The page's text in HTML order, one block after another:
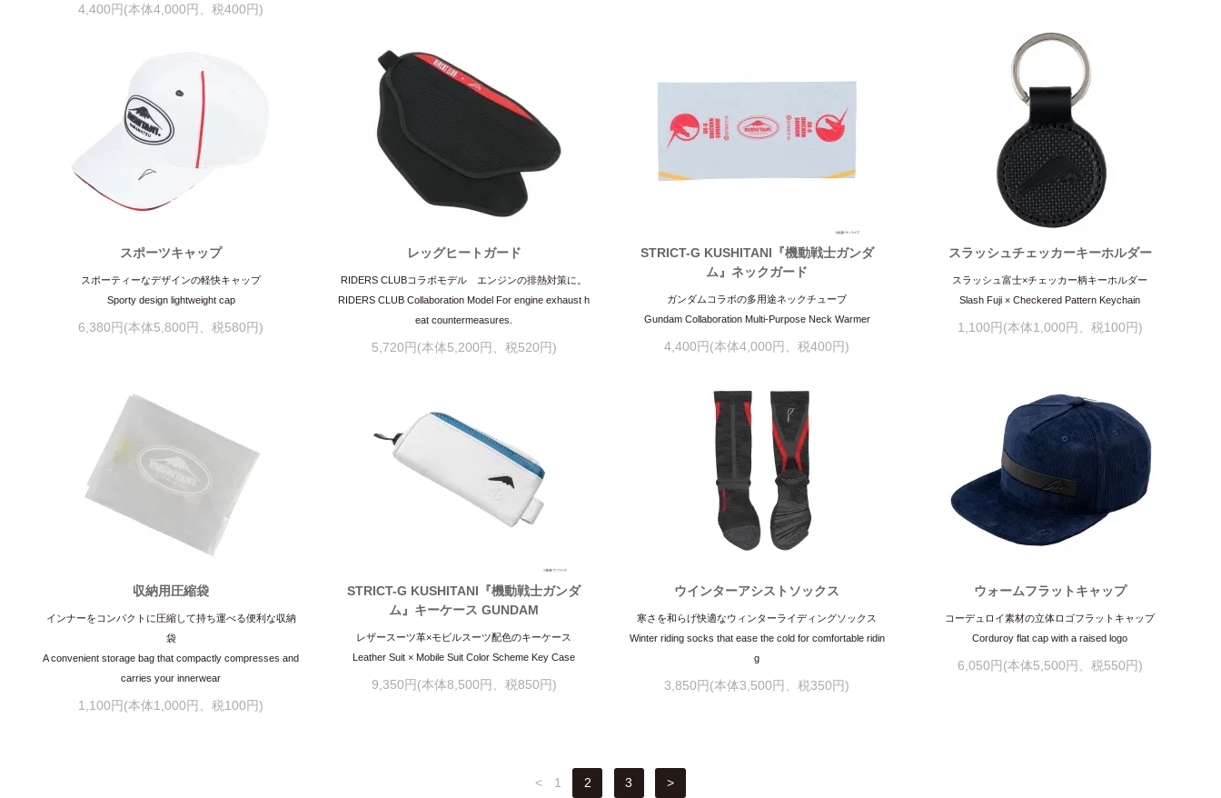
4,400円(本体4,000円、税400円)
スポーツキャップ
スポーティーなデザインの軽快キャップ
Sporty design lightweight cap
6,380円(本体5,800円、税580円)
レッグヒートガード
RIDERS CLUBコラボモデル エンジンの排熱対策に。
RIDERS CLUB Collaboration Model For engine exhaust h
eat countermeasures.
5,720円(本体5,200円、税520円)
STRICT-G KUSHITANI『機動戦士ガンダ
ム』ネックガード
ガンダムコラボの多用途ネックチューブ
Gundam Collaboration Multi-Purpose Neck Warmer
4,400円(本体4,000円、税400円)
スラッシュチェッカーキーホルダー
スラッシュ富士×チェッカー柄キーホルダー
Slash Fuji × Checkered Pattern Keychain
1,100円(本体1,000円、税100円)
収納用圧縮袋
インナーをコンパクトに圧縮して持ち運べる便利な収納
袋
A convenient storage bag that compactly compresses and
carries your innerwear
1,100円(本体1,000円、税100円)
STRICT-G KUSHITANI『機動戦士ガンダ
ム』キーケース GUNDAM
レザースーツ革×モビルスーツ配色のキーケース
Leather Suit × Mobile Suit Color Scheme Key Case
9,350円(本体8,500円、税850円)
ウインターアシストソックス
寒さを和らげ快適なウィンターライディングソックス
Winter riding socks that ease the cold for comfortable ridin
g
3,850円(本体3,500円、税350円)
ウォームフラットキャップ
コーデュロイ素材の立体ロゴフラットキャップ
Corduroy flat cap with a raised logo
6,050円(本体5,500円、税550円)
< 1 2 3 >